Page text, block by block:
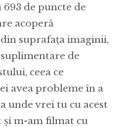
de puncte de
acoperă
suprafața imaginii,
de
ceea ce
avea probleme în a
unde vrei tu cu acest
și m-am filmat cu